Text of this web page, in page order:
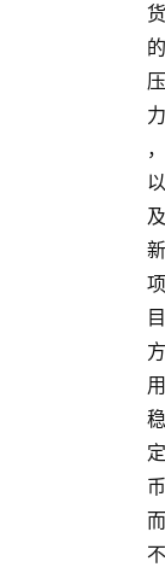
货
的
压
力
，
以
及
新
项
目
方
用
稳
定
币
而
不